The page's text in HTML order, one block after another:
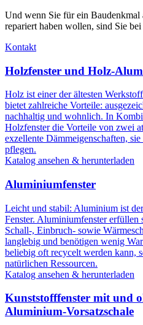
Und wenn Sie für ein Baudenkmal
repariert haben wollen, sind Sie
Kontakt
Holzfenster und Holz-
Holz ist einer der ältesten
bietet zahlreiche Vorteile:
nachhaltig und wohnlich. In
Holzfenster die Vorteile von zwei
exzellente Dämmeigenschaften,
pflegen.
Katalog ansehen & herunterladen
Aluminiumfenster
Leicht und stabil: Aluminium ist
Fenster. Aluminiumfenster erfüllen
Schall-, Einbruch- sowie
langlebig und benötigen wenig
beliebig oft recycelt werden kann,
natürlichen Ressourcen.
Katalog ansehen & herunterladen
Kunststofffenster mit und
Aluminium-Vorsatzschale